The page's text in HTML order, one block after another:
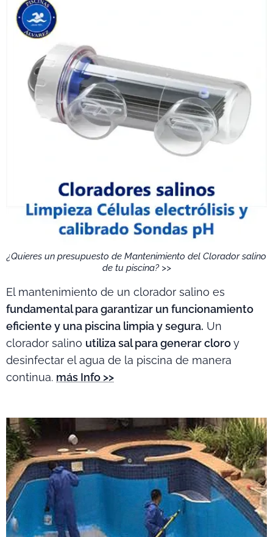
¿Quieres un presupuesto de Mantenimiento del Clorador salino
de tu piscina? >>
El mantenimiento de un clorador salino es
fundamental para garantizar un funcionamiento
eficiente y una piscina limpia y segura. Un
clorador salino utiliza sal para generar cloroy
desinfectar el agua de la piscina de manera
continua. más Info >>